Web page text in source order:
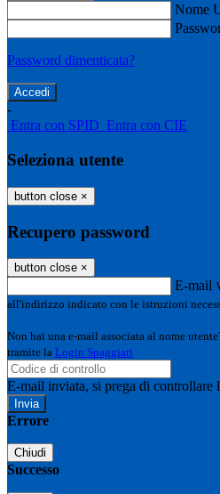
Nome
Password dimenticata?
-
Entra con SPID Entra con CIE
Seleziona utente
button close ×
Recupero password
button close ×
E-mail
all'indirizzo indicato con le istruzioni
Non hai una e-mail associata al nome
tramite la Login Spaggiari
E-mail inviata, si prega di controllare
Errore
Chiudi
Successo